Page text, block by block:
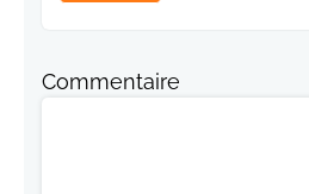
Commentaire